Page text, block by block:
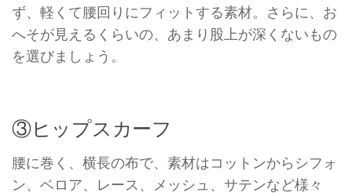
ず、軽くて腰回りにフィットする素材。さらに、お
へそが見えるくらいの、あまり股上が深くないもの
を選びましょう。
③ヒップスカーフ
腰に巻く、横長の布で、素材はコットンからシフォ
ン、ベロア、レース、メッシュ、サテンなど様々